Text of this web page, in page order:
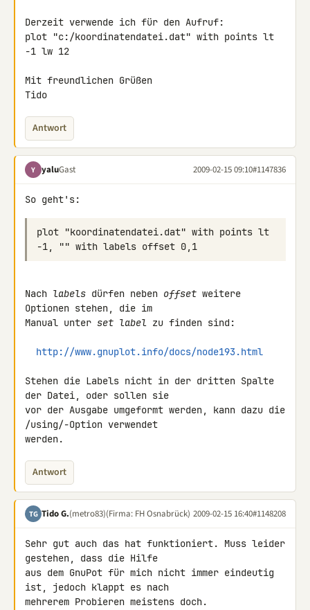
Derzeit verwende ich für den Aufruf:
plot "c:/koordinatendatei.dat" with points lt
-1 lw 12
Mit freundlichen Grüßen
Tido
Antwort
Y yaluGast 2009-02-15 09:10#1147836
plot "koordinatendatei.dat" with points lt
Nach labels dürfen neben offset weitere
Optionen stehen, die im
Manual unter set label zu finden sind:
http://www.gnuplot.info/docs/node193.html
Stehen die Labels nicht in der dritten Spalte
der Datei, oder sollen sie
vor der Ausgabe umgeformt werden, kann dazu die
/using/-Option verwendet
werden.
Antwort
TG Tido G.(metro83)(Firma: FH Osnabrück) 2009-02-15 16:40#1148208
Sehr gut auch das hat funktioniert. Muss leider
gestehen, dass die Hilfe
aus dem GnuPot für mich nicht immer eindeutig
ist, jedoch klappt es nach
mehrerem Probieren meistens doch.